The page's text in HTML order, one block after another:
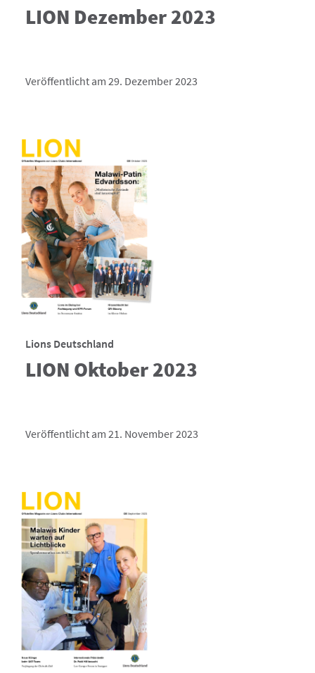
LION Dezember 2023
Veröffentlicht am 29. Dezember 2023
Lions Deutschland
LION Oktober 2023
Veröffentlicht am 21. November 2023